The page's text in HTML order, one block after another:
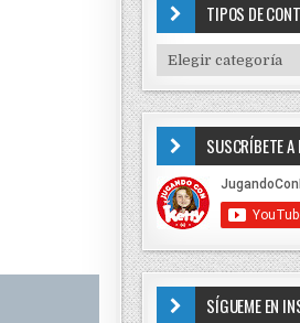
o
r
:
TIPOS DE
I
P
D
E
C
N
T
SUSCRÍBETE
SÍGUEME EN